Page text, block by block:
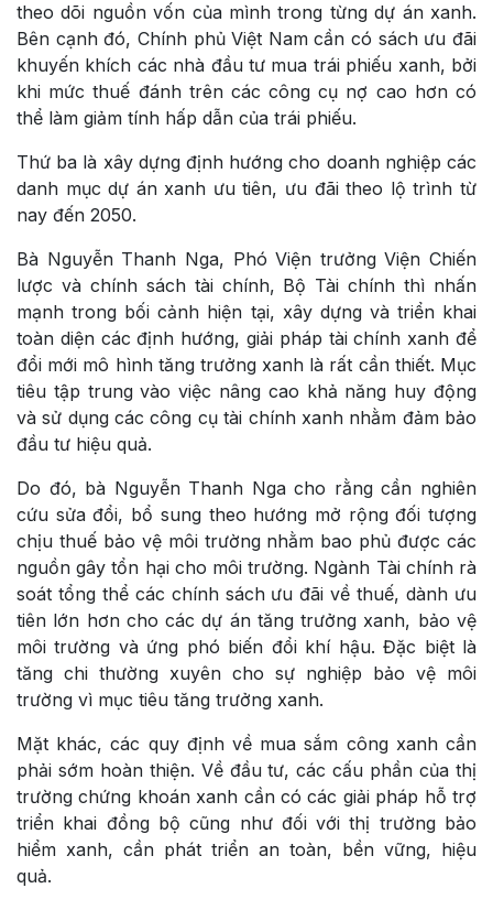
theo dõi nguồn vốn của mình trong từng dự án xanh.
Bên cạnh đó, Chính phủ Việt Nam cần có sách ưu đãi
khuyến khích các nhà đầu tư mua trái phiếu xanh, bởi
khi mức thuế đánh trên các công cụ nợ cao hơn có
thể làm giảm tính hấp dẫn của trái phiếu.
Thứ ba là xây dựng định hướng cho doanh nghiệp các
danh mục dự án xanh ưu tiên, ưu đãi theo lộ trình từ
nay đến 2050.
Bà Nguyễn Thanh Nga, Phó Viện trưởng Viện Chiến
lược và chính sách tài chính, Bộ Tài chính thì nhấn
mạnh trong bối cảnh hiện tại, xây dựng và triển khai
toàn diện các định hướng, giải pháp tài chính xanh để
đổi mới mô hình tăng trưởng xanh là rất cần thiết. Mục
tiêu tập trung vào việc nâng cao khả năng huy động
và sử dụng các công cụ tài chính xanh nhằm đảm bảo
đầu tư hiệu quả.
Do đó, bà Nguyễn Thanh Nga cho rằng cần nghiên
cứu sửa đổi, bổ sung theo hướng mở rộng đối tượng
chịu thuế bảo vệ môi trường nhằm bao phủ được các
nguồn gây tổn hại cho môi trường. Ngành Tài chính rà
soát tổng thể các chính sách ưu đãi về thuế, dành ưu
tiên lớn hơn cho các dự án tăng trưởng xanh, bảo vệ
môi trường và ứng phó biến đổi khí hậu. Đặc biệt là
tăng chi thường xuyên cho sự nghiệp bảo vệ môi
trường vì mục tiêu tăng trưởng xanh.
Mặt khác, các quy định về mua sắm công xanh cần
phải sớm hoàn thiện. Về đầu tư, các cấu phần của thị
trường chứng khoán xanh cần có các giải pháp hỗ trợ
triển khai đồng bộ cũng như đối với thị trường bảo
hiểm xanh, cần phát triển an toàn, bền vững, hiệu
quả.